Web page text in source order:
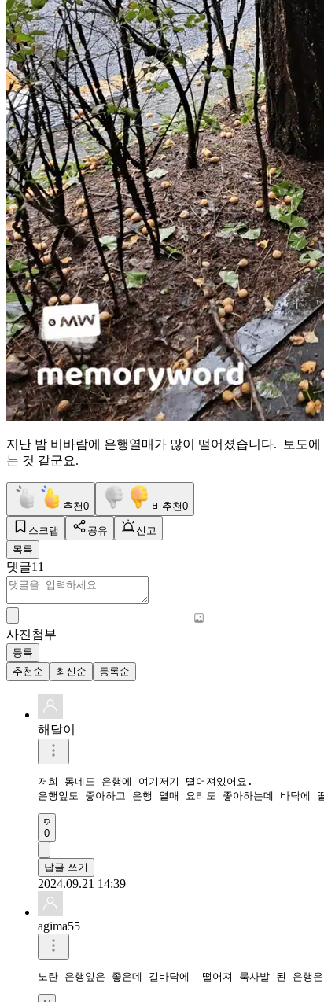
지난 밤 비바람에 은행열매가 많이 떨어졌습니다. 보도
는 것 같군요.
추천0 비추천0
스크랩 공유
신고
목록
댓글11
사진첨부
등록
추천순
최신순 등록순
해달이
저희 동네도 은행에 여기저기 떨어져있어요.
은행잎도 좋아하고 은행 열매 요리도 좋아하는데 바닥에
0
답글 쓰기
2024.09.21 14:39
agima55